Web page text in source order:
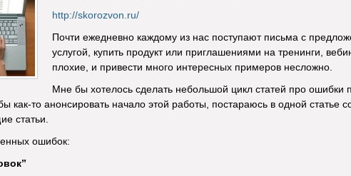
http://skorozvon.ru/
Почти ежедневно каждому из нас поступают письма с
услугой, купить продукт или приглашениями на тренинги,
плохие, и привести много интересных примеров несложно.
Мне бы хотелось сделать небольшой цикл статей про
как-то анонсировать начало этой работы, постараюсь в одной статье
статьи.
ошибок: